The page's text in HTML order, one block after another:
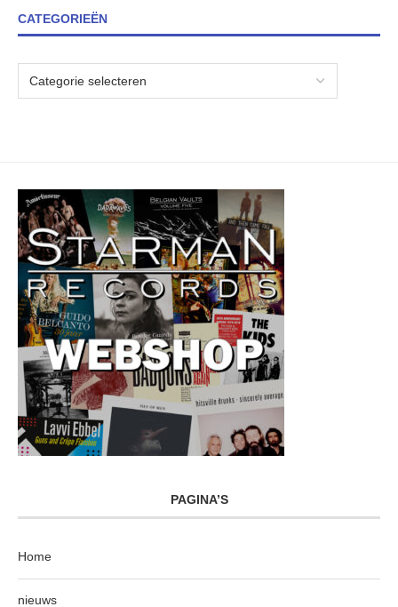
CATEGORIEËN
PAGINA’S
Home
nieuws